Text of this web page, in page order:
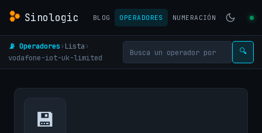
Sinologic BLOG OPERADORES NUMERACIÓN
📡 Operadores› Lista›
vodafone-iot-uk-limited
🔍
💾